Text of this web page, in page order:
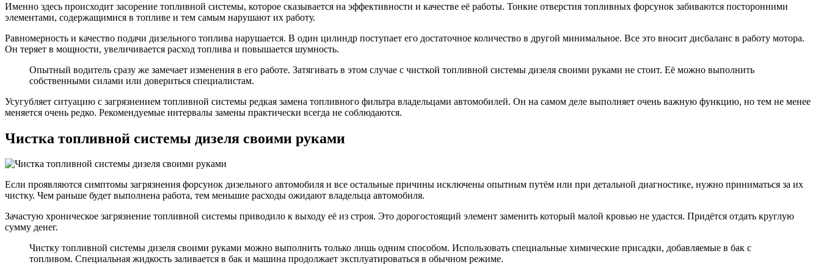
Именно здесь происходит засорение топливной системы, которое сказывается на эффективности и качестве её работы. Тонкие отверстия топливных форсунок забиваются посторонними
элементами, содержащимися в топливе и тем самым нарушают их работу.
Равномерность и качество подачи дизельного топлива нарушается. В один цилиндр поступает его достаточное количество в другой минимальное. Все это вносит дисбаланс в работу мотора.
Он теряет в мощности, увеличивается расход топлива и повышается шумность.
Опытный водитель сразу же замечает изменения в его работе. Затягивать в этом случае с чисткой топливной системы дизеля своими руками не стоит. Её можно выполнить
собственными силами или довериться специалистам.
Усугубляет ситуацию с загрязнением топливной системы редкая замена топливного фильтра владельцами автомобилей. Он на самом деле выполняет очень важную функцию, но тем не менее
меняется очень редко. Рекомендуемые интервалы замены практически всегда не соблюдаются.
Чистка топливной системы дизеля своими руками
Если проявляются симптомы загрязнения форсунок дизельного автомобиля и все остальные причины исключены опытным путём или при детальной диагностике, нужно приниматься за их
чистку. Чем раньше будет выполнена работа, тем меньшие расходы ожидают владельца автомобиля.
Зачастую хроническое загрязнение топливной системы приводило к выходу её из строя. Это дорогостоящий элемент заменить который малой кровью не удастся. Придётся отдать круглую
сумму денег.
Чистку топливной системы дизеля своими руками можно выполнить только лишь одним способом. Использовать специальные химические присадки, добавляемые в бак с
топливом. Специальная жидкость заливается в бак и машина продолжает эксплуатироваться в обычном режиме.